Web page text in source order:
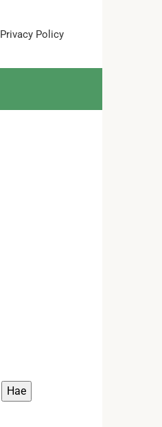
Privacy Policy
Hae